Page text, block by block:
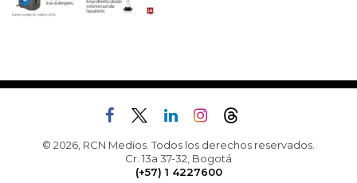
© 2026, RCN Medios. Todos los derechos reservados.
Cr. 13a 37-32, Bogotá
(+57) 1 4227600